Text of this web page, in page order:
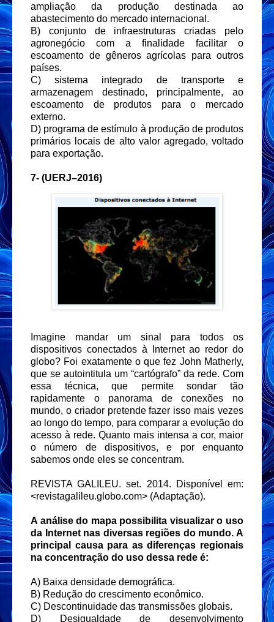
ampliação da produção destinada ao
abastecimento do mercado internacional.
B) conjunto de infraestruturas criadas pelo
agronegócio com a finalidade facilitar o
escoamento de gêneros agrícolas para outros
países.
C) sistema integrado de transporte e
armazenagem destinado, principalmente, ao
escoamento de produtos para o mercado
externo.
D) programa de estímulo à produção de produtos
primários locais de alto valor agregado, voltado
para exportação.
7- (UERJ–2016)
Imagine mandar um sinal para todos os
dispositivos conectados à Internet ao redor do
globo? Foi exatamente o que fez John Matherly,
que se autointitula um “cartógrafo” da rede. Com
essa técnica, que permite sondar tão
rapidamente o panorama de conexões no
mundo, o criador pretende fazer isso mais vezes
ao longo do tempo, para comparar a evolução do
acesso à rede. Quanto mais intensa a cor, maior
o número de dispositivos, e por enquanto
sabemos onde eles se concentram.
REVISTA GALILEU. set. 2014. Disponível em:
<revistagalileu.globo.com> (Adaptação).
A análise do mapa possibilita visualizar o uso
da Internet nas diversas regiões do mundo. A
principal causa para as diferenças regionais
na concentração do uso dessa rede é:
A) Baixa densidade demográfica.
B) Redução do crescimento econômico.
C) Descontinuidade das transmissões globais.
D) Desigualdade de desenvolvimento